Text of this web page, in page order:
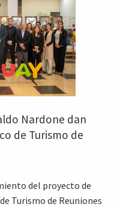
Nardone dan
de Turismo de
del proyecto de
Turismo de Reuniones